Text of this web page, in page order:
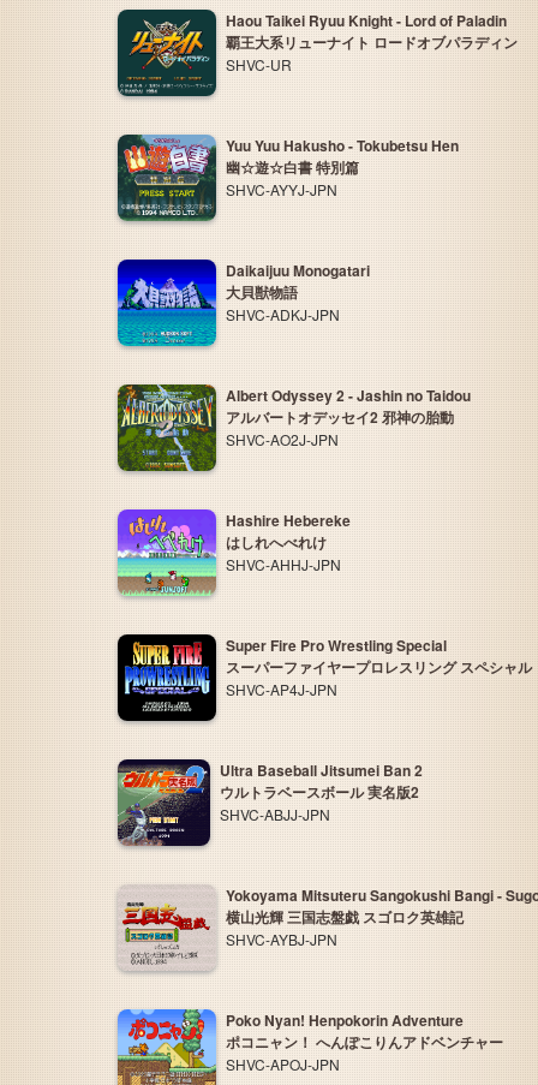
Haou Taikei Ryuu Knight - Lord of Paladin
覇王大系リューナイト ロードオブパラディン
SHVC-UR
Yuu Yuu Hakusho - Tokubetsu Hen
幽☆遊☆白書 特別篇
SHVC-AYYJ-JPN
Daikaijuu Monogatari
大貝獣物語
SHVC-ADKJ-JPN
Albert Odyssey 2 - Jashin no Taidou
アルバートオデッセイ2 邪神の胎動
SHVC-AO2J-JPN
Hashire Hebereke
はしれへべれけ
SHVC-AHHJ-JPN
Super Fire Pro Wrestling Special
スーパーファイヤープロレスリング スペシャル
SHVC-AP4J-JPN
Ultra Baseball Jitsumei Ban 2
ウルトラベースボール 実名版2
SHVC-ABJJ-JPN
Yokoyama Mitsuteru Sangokushi Bangi -
横山光輝 三国志盤戯 スゴロク英雄記
SHVC-AYBJ-JPN
Poko Nyan! Henpokorin Adventure
ポコニャン！ へんぽこりんアドベンチャー
SHVC-APOJ-JPN